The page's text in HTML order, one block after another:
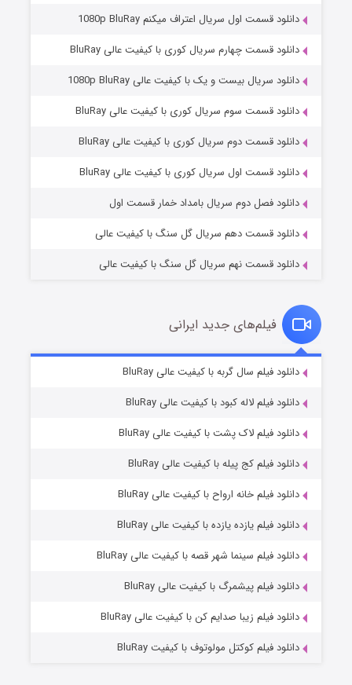
وستی ها
قسمت۱ (زیرنویس) منتشر شد
قسمت۶ (زیرنویس) منتشر شد
دانلود قسمت اول سریال اعتراف میکنم 1080p BluRay
دانلود قسمت چهارم سریال کوری با کیفیت عالی BluRay
دانلود سریال بیست و یک با کیفیت عالی 1080p BluRay
دانلود قسمت سوم سریال کوری با کیفیت عالی BluRay
دانلود قسمت دوم سریال کوری با کیفیت عالی BluRay
دانلود قسمت اول سریال کوری با کیفیت عالی BluRay
دانلود فصل دوم سریال بامداد خمار قسمت اول
دانلود قسمت دهم سریال گل سنگ با کیفیت عالی
دانلود قسمت نهم سریال گل سنگ با کیفیت عالی
فیلم‌های جدید ایرانی
دانلود فیلم سال گربه با کیفیت عالی BluRay
دانلود فیلم لاله کبود با کیفیت عالی BluRay
دانلود فیلم لاک پشت با کیفیت عالی BluRay
دانلود فیلم کج‌ پیله با کیفیت عالی BluRay
دانلود فیلم خانه ارواح با کیفیت عالی BluRay
دانلود فیلم یازده یازده با کیفیت عالی BluRay
دانلود فیلم سینما شهر قصه با کیفیت عالی BluRay
دانلود فیلم پیشمرگ با کیفیت عالی BluRay
دانلود فیلم زیبا صدایم کن با کیفیت عالی BluRay
دانلود فیلم کوکتل مولوتوف با کیفیت BluRay